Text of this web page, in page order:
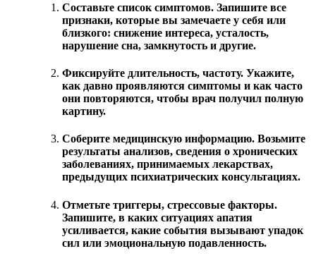
Составьте список симптомов. Запишите все
признаки, которые вы замечаете у себя или
близкого: снижение интереса, усталость,
нарушение сна, замкнутость и другие.
Фиксируйте длительность, частоту. Укажите,
как давно проявляются симптомы и как часто
они повторяются, чтобы врач получил полную
картину.
Соберите медицинскую информацию. Возьмите
результаты анализов, сведения о хронических
заболеваниях, принимаемых лекарствах,
предыдущих психиатрических консультациях.
Отметьте триггеры, стрессовые факторы.
Запишите, в каких ситуациях апатия
усиливается, какие события вызывают упадок
сил или эмоциональную подавленность.